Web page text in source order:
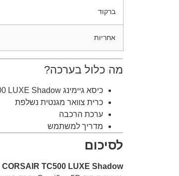
ברקוד
אחריות
מה כלול בערכה?
כיסא גיימינג CORSAIR TC500 LUXE Shadow
כרית צוואר מגנטית נשלפת
ערכת הרכבה
מדריך למשתמש
לסיכום
CORSAIR TC500 LUXE Shadow